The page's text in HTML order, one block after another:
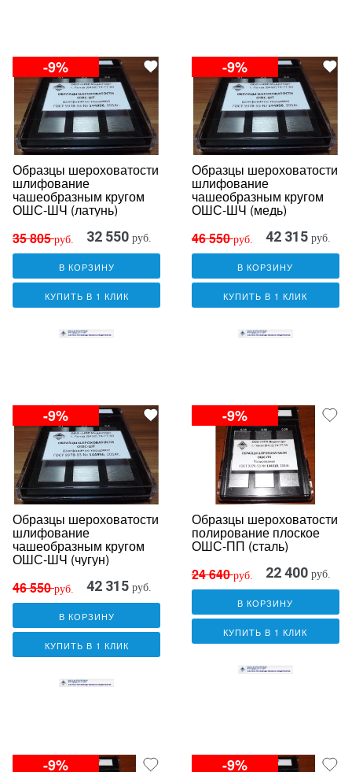
-9%
Образцы шероховатости
шлифование
чашеобразным кругом
ОШС-ШЧ (латунь)
35 805руб. 32 550 руб.
В КОРЗИНУ
КУПИТЬ В 1 КЛИК
-9%
Образцы шероховатости
шлифование
чашеобразным кругом
ОШС-ШЧ (медь)
46 550руб. 42 315 руб.
В КОРЗИНУ
КУПИТЬ В 1 КЛИК
-9%
Образцы шероховатости
шлифование
чашеобразным кругом
ОШС-ШЧ (чугун)
46 550руб. 42 315 руб.
В КОРЗИНУ
КУПИТЬ В 1 КЛИК
-9%
Образцы шероховатости
полирование плоское
ОШС-ПП (сталь)
24 640руб. 22 400 руб.
В КОРЗИНУ
КУПИТЬ В 1 КЛИК
-9% -9%